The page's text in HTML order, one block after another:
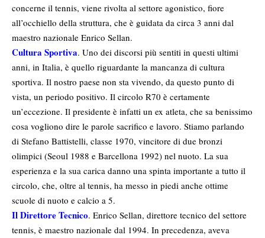
concerne il tennis, viene rivolta al settore agonistico, fiore
all’occhiello della struttura, che è guidata da circa 3 anni dal
maestro nazionale Enrico Sellan.
Cultura Sportiva. Uno dei discorsi più sentiti in questi ultimi
anni, in Italia, è quello riguardante la mancanza di cultura
sportiva. Il nostro paese non sta vivendo, da questo punto di
vista, un periodo positivo. Il circolo R70 è certamente
un’eccezione. Il presidente è infatti un ex atleta, che sa benissimo
cosa vogliono dire le parole sacrifico e lavoro. Stiamo parlando
di Stefano Battistelli, classe 1970, vincitore di due bronzi
olimpici (Seoul 1988 e Barcellona 1992) nel nuoto. La sua
esperienza e la sua carica danno una spinta importante a tutto il
circolo, che, oltre al tennis, ha messo in piedi anche ottime
scuole di nuoto e calcio a 5.
Il Direttore Tecnico. Enrico Sellan, direttore tecnico del settore
tennis, è maestro nazionale dal 1994. In precedenza, aveva